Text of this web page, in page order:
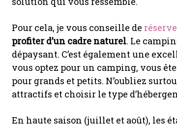
Pour cela, je vous conseille de
profiter d’un cadre naturel. Le
dépaysant. C’est également une
vous optez pour un camping, vous
pour grands et petits. N’oubliez
attractifs et choisir le type
En haute saison (juillet et août), les